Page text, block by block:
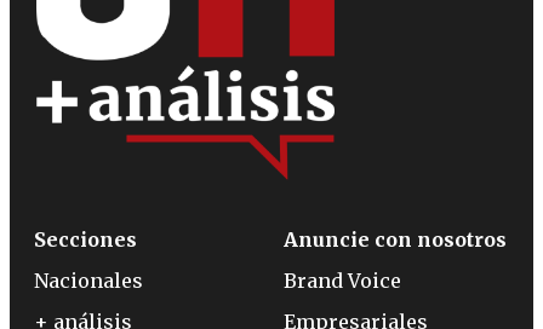
Secciones
Nacionales
+ análisis
Anuncie con nosotros
Brand Voice
Empresariales